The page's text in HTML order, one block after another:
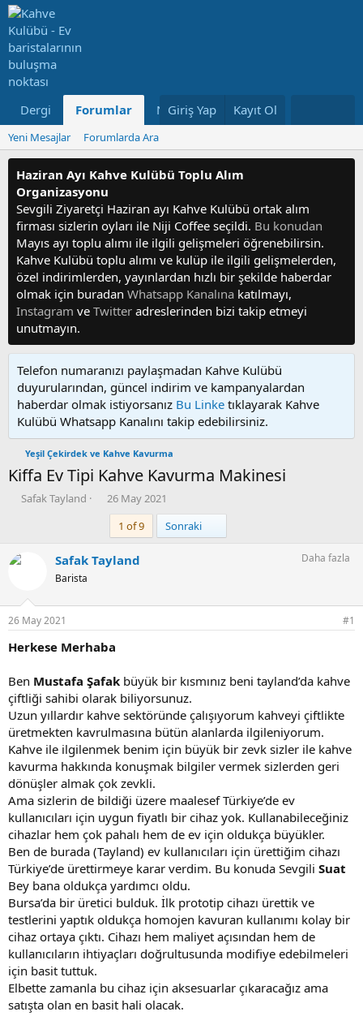
Dergi Forumlar Neler Yeni Kullanıcılar
Giriş Yap Kayıt Ol
Yeni Mesajlar Forumlarda Ara
Haziran Ayı Kahve Kulübü Toplu Alım
Organizasyonu
Sevgili Ziyaretçi Haziran ayı Kahve Kulübü ortak alım
firması sizlerin oyları ile Niji Coffee seçildi. Bu konudan
Mayıs ayı toplu alımı ile ilgili gelişmeleri öğrenebilirsin.
Kahve Kulübü toplu alımı ve kulüp ile ilgili gelişmelerden,
özel indirimlerden, yayınlardan hızlı bir şekilde haberdar
olmak için buradan Whatsapp Kanalına katılmayı,
Instagram ve Twitter adreslerinden bizi takip etmeyi
unutmayın.
Telefon numaranızı paylaşmadan Kahve Kulübü
duyurularından, güncel indirim ve kampanyalardan
haberdar olmak istiyorsanız Bu Linke tıklayarak Kahve
Kulübü Whatsapp Kanalını takip edebilirsiniz.
Yeşil Çekirdek ve Kahve Kavurma
Kiffa Ev Tipi Kahve Kavurma Makinesi
K
y
a
ş
l
a
n
Safak Tayland
B
a
a
n
t
a
h
i
26 May 2021
1 of 9
Sonraki
Safak Tayland
Barista
Daha fazla
26 May 2021 #1
Herkese Merhaba
Ben Mustafa Şafak büyük bir kısmınız beni tayland’da kahve
çiftliği sahibi olarak biliyorsunuz.
Uzun yıllardır kahve sektöründe çalışıyorum kahveyi çiftlikte
üretmekten kavrulmasına bütün alanlarda ilgileniyorum.
Kahve ile ilgilenmek benim için büyük bir zevk sizler ile kahve
kavurma hakkında konuşmak bilgiler vermek sizlerden geri
dönüşler almak çok zevkli.
Ama sizlerin de bildiği üzere maalesef Türkiye’de ev
kullanıcıları için uygun fiyatlı bir cihaz yok. Kullanabileceğiniz
cihazlar hem çok pahalı hem de ev için oldukça büyükler.
Ben de burada (Tayland) ev kullanıcıları için ürettiğim cihazı
Türkiye’de ürettirmeye karar verdim. Bu konuda Sevgili Suat
Bey bana oldukça yardımcı oldu.
Bursa’da bir üretici bulduk. İlk prototip cihazı ürettik ve
testlerini yaptık oldukça homojen kavuran kullanımı kolay bir
cihaz ortaya çıktı. Cihazı hem maliyet açısından hem de
kullanıcıların ihtiyaçları doğrultusunda modifiye edebilmeleri
için basit tuttuk.
Elbette zamanla bu cihaz için aksesuarlar çıkaracağız ama
satışta olan en basit hali olacak.